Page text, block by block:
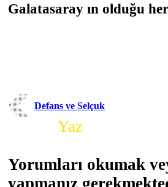
Galatasaray ın olduğu
Defans ve Selçuk
Yaz
Yorumları okumak
yapmanız